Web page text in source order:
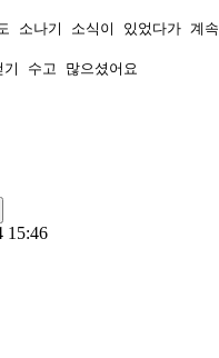
소나기 소식이 있었다가 계속
기 수고 많으셨어요
15:46